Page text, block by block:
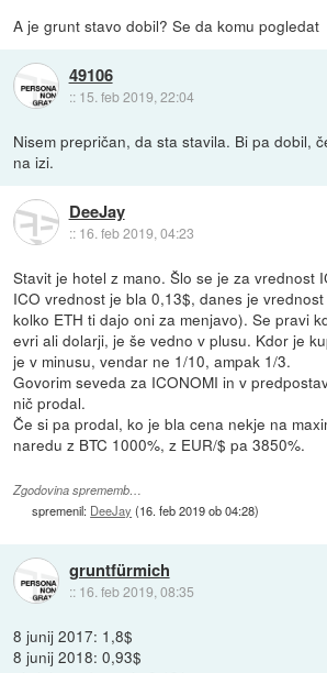
A je grunt stavo dobil? Se da komu pogledat
49106
:: 15. feb 2019, 22:04
Nisem prepričan, da sta stavila. Bi pa dobil,
na izi.
DeeJay
:: 16. feb 2019, 04:23
Stavit je hotel z mano. Šlo se je za vrednost
ICO vrednost je bla 0,13$, danes je
kolko ETH ti dajo oni za menjavo). Se pravi
evri ali dolarji, je še vedno v plusu. Kdor je
je v minusu, vendar ne 1/10, ampak 1/3.
Govorim seveda za ICONOMI in v
nič prodal.
Če si pa prodal, ko je bla cena nekje na
naredu z BTC 1000%, z EUR/$ pa 3850%.
Zgodovina sprememb…
spremenil: DeeJay (16. feb 2019 ob 04:28)
gruntfürmich
:: 16. feb 2019, 08:35
8 junij 2017: 1,8$
8 junij 2018: 0,93$